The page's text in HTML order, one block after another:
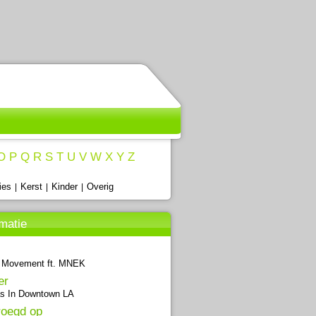
P Q R S T U V W X Y Z
Kerst Kinder| Overig
Movement ft. MNEK
In Downtown LA
op